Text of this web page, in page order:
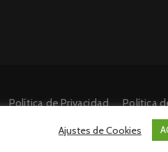
Política de Privacidad
Política
Ajustes de Cookies